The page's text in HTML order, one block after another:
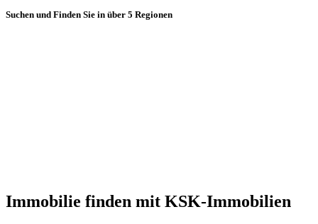
Suchen und Finden Sie in über 5 Regionen
Immobilie finden mit KSK-Immobilien